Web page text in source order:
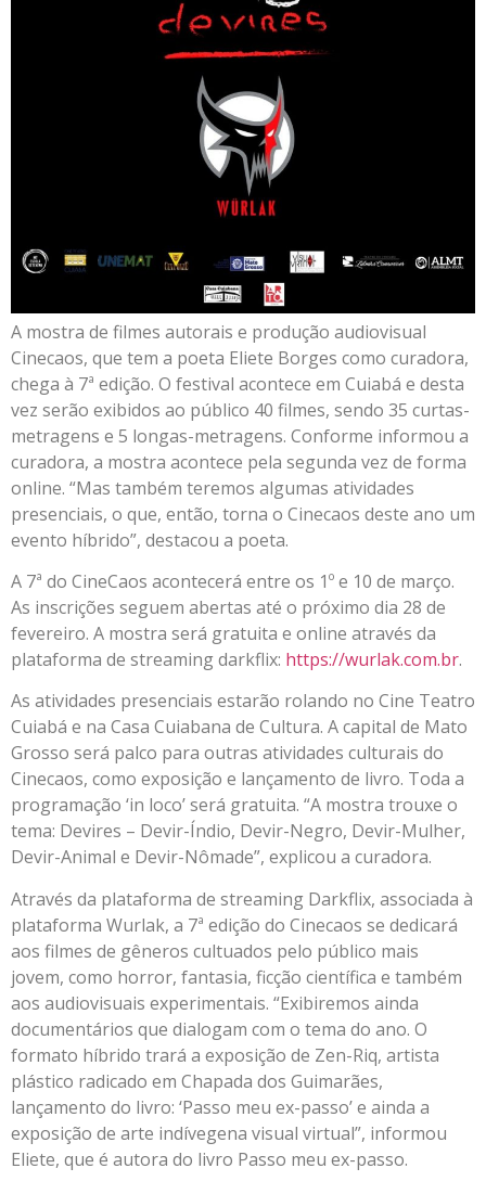
A mostra de filmes autorais e produção audiovisual
Cinecaos, que tem a poeta Eliete Borges como curadora,
chega à 7ª edição. O festival acontece em Cuiabá e desta
vez serão exibidos ao público 40 filmes, sendo 35 curtas-
metragens e 5 longas-metragens. Conforme informou a
curadora, a mostra acontece pela segunda vez de forma
online. “Mas também teremos algumas atividades
presenciais, o que, então, torna o Cinecaos deste ano um
evento híbrido”, destacou a poeta.
A 7ª do CineCaos acontecerá entre os 1º e 10 de março.
As inscrições seguem abertas até o próximo dia 28 de
fevereiro. A mostra será gratuita e online através da
plataforma de streaming darkflix: https://wurlak.com.br.
As atividades presenciais estarão rolando no Cine Teatro
Cuiabá e na Casa Cuiabana de Cultura. A capital de Mato
Grosso será palco para outras atividades culturais do
Cinecaos, como exposição e lançamento de livro. Toda a
programação ‘in loco’ será gratuita. “A mostra trouxe o
tema: Devires – Devir-Índio, Devir-Negro, Devir-Mulher,
Devir-Animal e Devir-Nômade”, explicou a curadora.
Através da plataforma de streaming Darkflix, associada à
plataforma Wurlak, a 7ª edição do Cinecaos se dedicará
aos filmes de gêneros cultuados pelo público mais
jovem, como horror, fantasia, ficção científica e também
aos audiovisuais experimentais. “Exibiremos ainda
documentários que dialogam com o tema do ano. O
formato híbrido trará a exposição de Zen-Riq, artista
plástico radicado em Chapada dos Guimarães,
lançamento do livro: ‘Passo meu ex-passo’ e ainda a
exposição de arte indívegena visual virtual”, informou
Eliete, que é autora do livro Passo meu ex-passo.